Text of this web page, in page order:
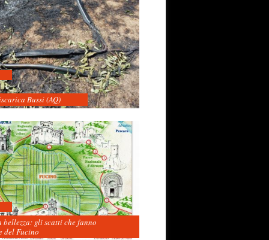
Bussi (AQ)
bellezza: gli scatti che fanno
del Fucino